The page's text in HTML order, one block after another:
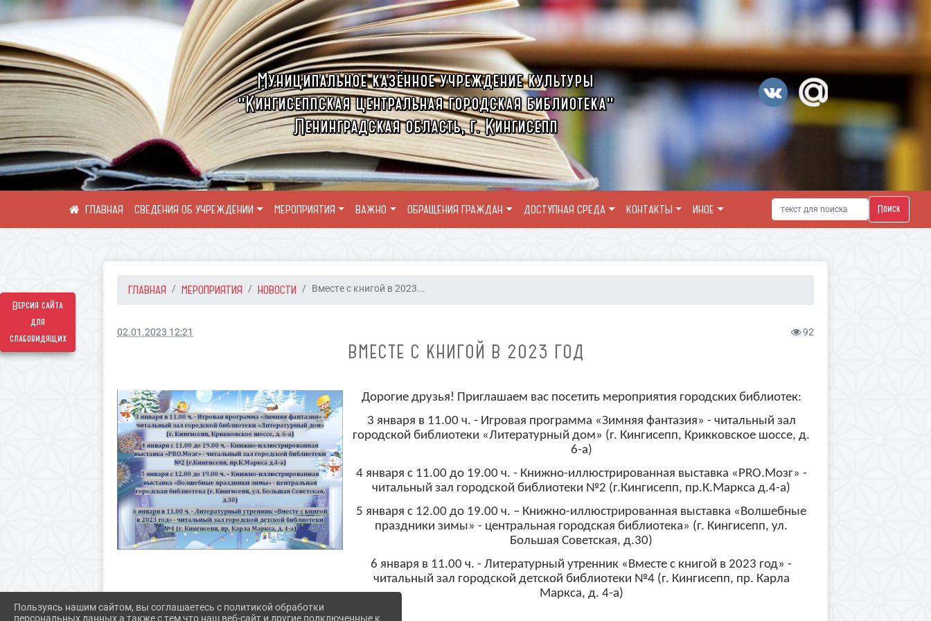
Версия сайта
для
слабовидящих
Муниципальное казённое учреждение культуры
"Кингисеппская центральная городская библиотека"
Ленинградская область, г. Кингисепп
СВЕДЕНИЯ ОБ УЧРЕЖДЕНИИ МЕРОПРИЯТИЯ ВАЖНО ОБРАЩЕНИЯ ГРАЖДАН ДОСТУПНАЯ СРЕДА КОНТАКТЫ ИНОЕ Поиск
ГЛАВНАЯ МЕРОПРИЯТИЯ НОВОСТИ Вместе с книгой в 2023...
02.01.2023 12:21 92
ВМЕСТЕ С КНИГОЙ В 2023 ГОД
Дорогие друзья! Приглашаем вас посетить мероприятия городских библиотек:
3 января в 11.00 ч. - Игровая программа «Зимняя фантазия» - читальный зал
городской библиотеки «Литературный дом» (г. Кингисепп, Крикковское шоссе, д.
6-а)
4 января с 11.00 до 19.00 ч. - Книжно-иллюстрированная выставка «PRO.Мозг» -
читальный зал городской библиотеки №2 (г.Кингисепп, пр.К.Маркса д.4-а)
5 января с 12.00 до 19.00 ч. – Книжно-иллюстрированная выставка «Волшебные
праздники зимы» - центральная городская библиотека» (г. Кингисепп, ул.
Большая Советская, д.30)
6 января в 11.00 ч. - Литературный утренник «Вместе с книгой в 2023 год» -
читальный зал городской детской библиотеки №4 (г. Кингисепп, пр. Карла
Маркса, д. 4-а)
Пользуясь нашим сайтом, вы соглашаетесь с политикой обработки
персональных данных а также с тем что наш веб-сайт и другие подключенные к